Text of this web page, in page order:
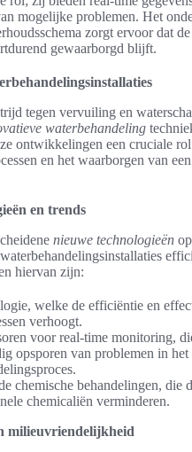
mogelijke problemen. Het
zorgt ervoor dat de
gewaarborgd blijft.
tegen vervuiling en
waterbehandeling
ontwikkelingen een cruciale
en het waarborgen van
en trends
nieuwe technologieën
hiervan zijn:
welke de efficiëntie en
verhoogt.
voor real-time monitoring,
opsporen van problemen in het
chemische behandelingen, die
chemicaliën verminderen.
milieuvriendelijkheid